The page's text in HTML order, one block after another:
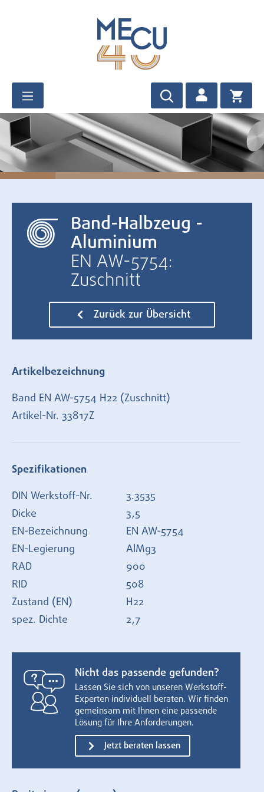
Band-Halbzeug -
Aluminium
EN AW-5754:
Zuschnitt
Zurück zur Übersicht
Artikelbezeichnung
Band EN AW-5754 H22 (Zuschnitt)
Artikel-Nr. 33817Z
Spezifikationen
DIN Werkstoff-Nr.
3.3535
Dicke
3,5
EN-Bezeichnung
EN AW-5754
EN-Legierung
AlMg3
RAD
900
RID
508
Zustand (EN)
H22
spez. Dichte
2,7
Nicht das passende gefunden?
Lassen Sie sich von unseren Werkstoff-
Experten individuell beraten. Wir finden
gemeinsam mit Ihnen eine passende
Lösung für Ihre Anforderungen.
Jetzt beraten lassen